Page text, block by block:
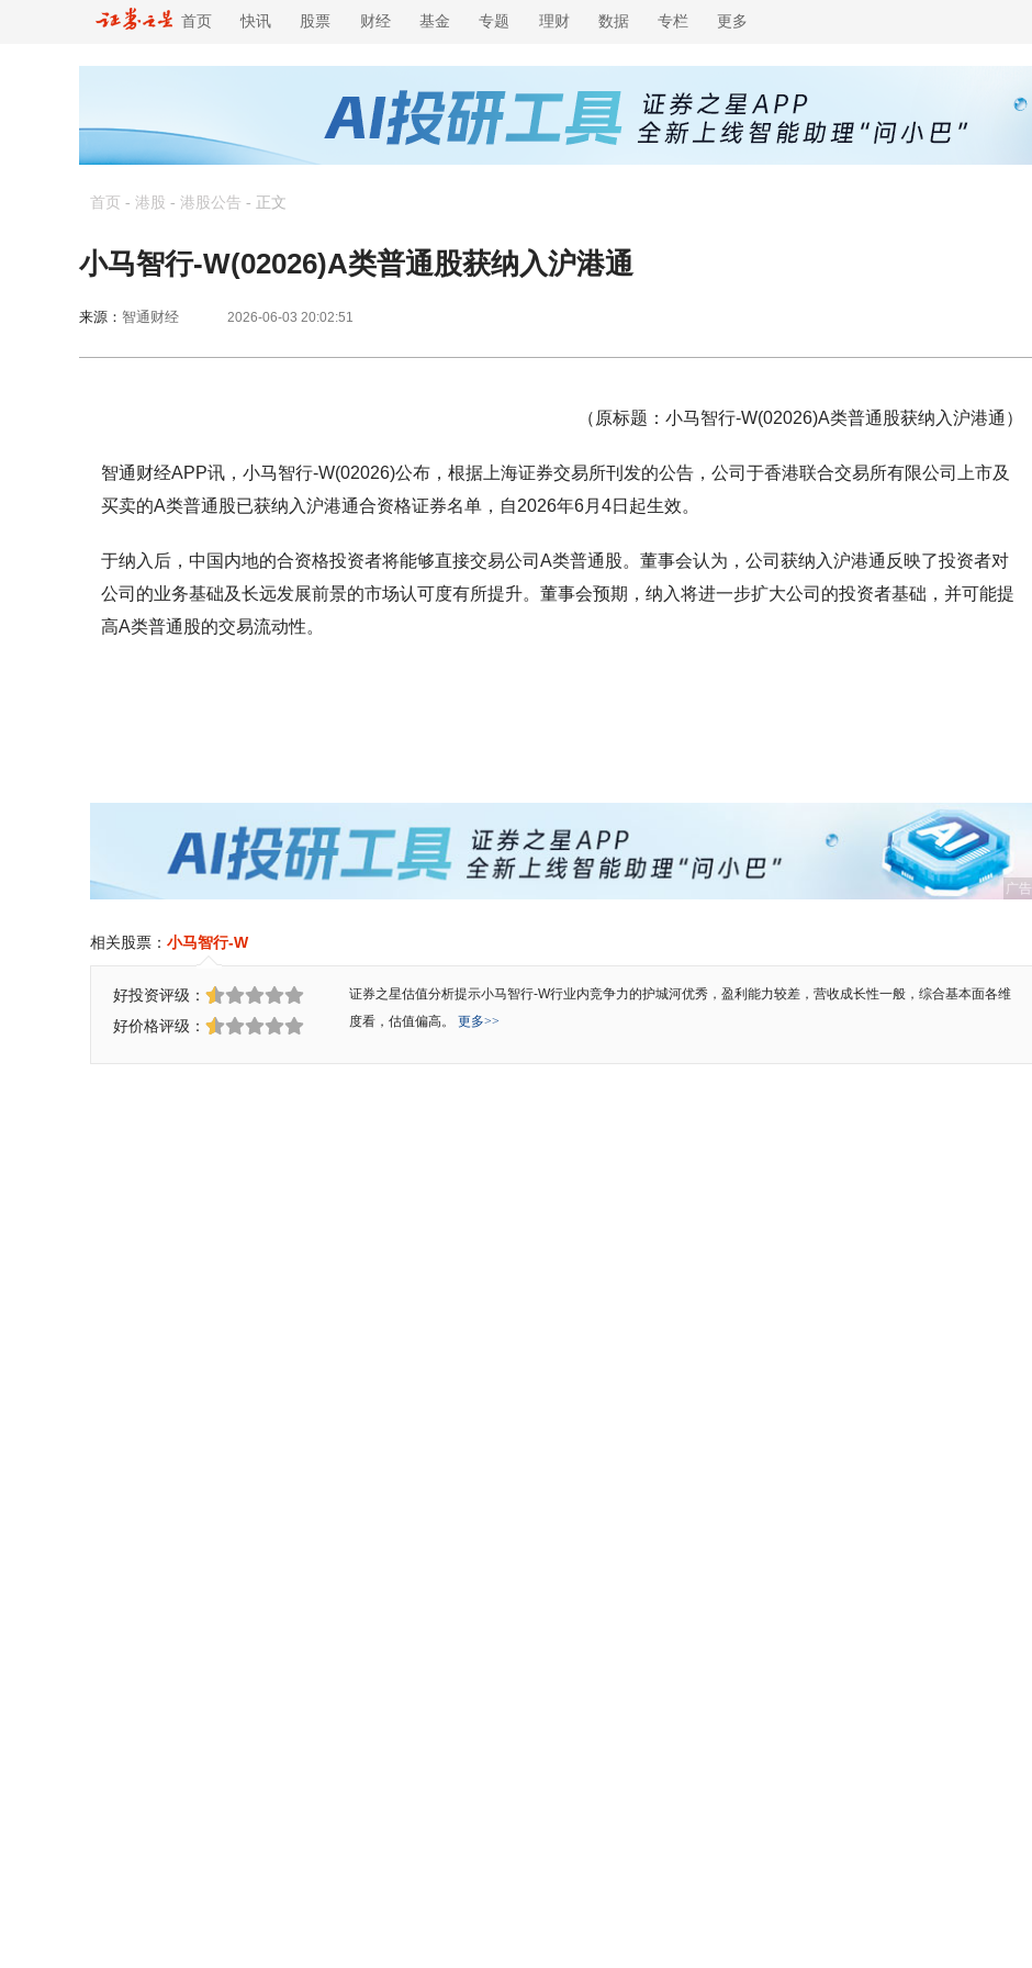
首页 快讯 股票 财经 基金 专题 理财 数据 专栏 更多
首页 - 港股 - 港股公告 - 正文
小马智行-W(02026)A类普通股获纳入沪港通
来源： 智通财经 2026-06-03 20:02:51
（原标题：小马智行-W(02026)A类普通股获纳入沪港通）
智通财经APP讯，小马智行-W(02026)公布，根据上海证券交易所刊发的公告，公司于香港联合交易所有限公司上市及
买卖的A类普通股已获纳入沪港通合资格证券名单，自2026年6月4日起生效。
于纳入后，中国内地的合资格投资者将能够直接交易公司A类普通股。董事会认为，公司获纳入沪港通反映了投资者对
公司的业务基础及长远发展前景的市场认可度有所提升。董事会预期，纳入将进一步扩大公司的投资者基础，并可能提
高A类普通股的交易流动性。
广告
相关股票： 小马智行-W
好投资评级：
好价格评级：
证券之星估值分析提示小马智行-W行业内竞争力的护城河优秀，盈利能力较差，营收成长性一般，综合基本面各维
度看，估值偏高。 更多>>